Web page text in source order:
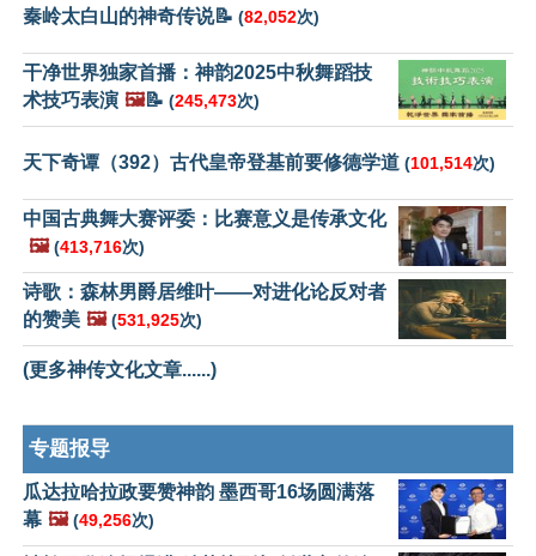
秦岭太白山的神奇传说📝 (82,052次)
干净世界独家首播：神韵2025中秋舞蹈技
术技巧表演 🖼️📝 (245,473次)
天下奇谭（392）古代皇帝登基前要修德学道 (101,514次)
中国古典舞大赛评委：比赛意义是传承文化
🖼️ (413,716次)
诗歌：森林男爵居维叶——对进化论反对者
的赞美 🖼️ (531,925次)
(更多神传文化文章......)
专题报导
瓜达拉哈拉政要赞神韵 墨西哥16场圆满落
幕 🖼️ (49,256次)